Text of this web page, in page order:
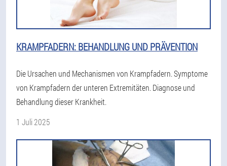
KRAMPFADERN: BEHANDLUNG UND PRÄVENTION
Die Ursachen und Mechanismen von Krampfadern. Symptome
von Krampfadern der unteren Extremitäten. Diagnose und
Behandlung dieser Krankheit.
1 Juli 2025